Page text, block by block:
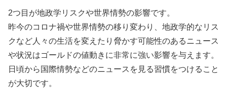
2つ目が地政学リスクや世界情勢の影響です。
昨今のコロナ禍や世界情勢の移り変わり、地政学的なリス
クなど人々の生活を変えたり脅かす可能性のあるニュース
や状況はゴールドの値動きに非常に強い影響を与えます。
日頃から国際情勢などのニュースを見る習慣をつけること
が大切です。